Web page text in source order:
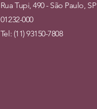
Rua Tupi, 490 - São Paulo, SP
01232-000
Tel: (11) 93150-7808